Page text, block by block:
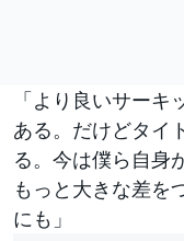
「より良いサー
ある。だけどタイ
る。今は僕ら自身
もっと大きな差を
にも」